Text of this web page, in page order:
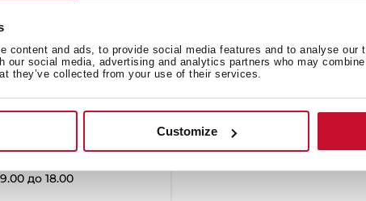
content and ads, to provide social media features and to analyse our
our social media, advertising and analytics partners who may
they’ve collected from your use of their services.
Customize
01
до 18.00
При покупке
продукта. Если вам
загрузить ее здесь.
Модель или